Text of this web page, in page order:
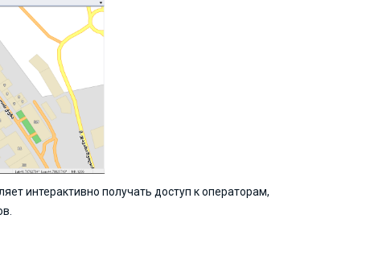
интерактивно получать доступ к операторам,